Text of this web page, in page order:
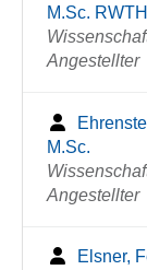
M.Sc. RWTH
Angestellter
M.Sc.
Angestellter
Elsner,